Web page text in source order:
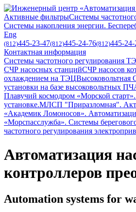
Активные фильтрыСистемы
Системы накопления энергии.
Eng
(812)445-23-47(812)445-24-76(812)445-24-
Контактная информация
Системы частотного
СЧР насосных станцийСЧР насосов
охлаждением на ТЭЦВысоковольтная
установки на базе высоковольтных ПЧ
Плавучий космодром «Морской
установке.МЛСП "Приразломная".
«Академик Ломоносов».
«Морспасслужба». Системы
частотного регулирования
Автоматизация
контроллеров
Automation systems for